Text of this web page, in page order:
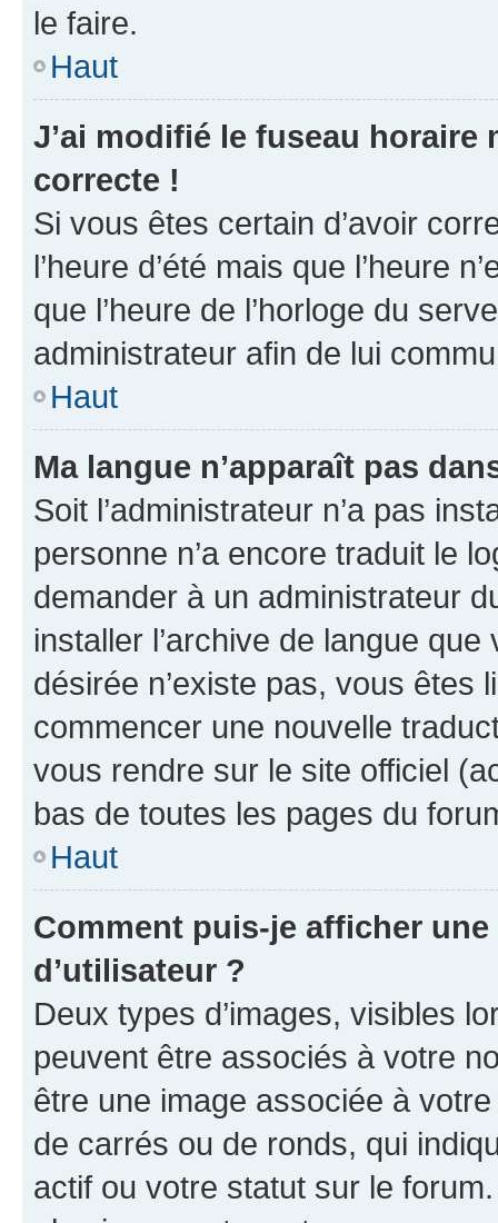
le faire.
Haut
J’ai modifié le fuseau horaire
correcte !
Si vous êtes certain d’avoir
l’heure d’été mais que l’heure
que l’heure de l’horloge du
administrateur afin de lui
Haut
Ma langue n’apparaît pas
Soit l’administrateur n’a pas
personne n’a encore traduit le
demander à un administrateur
installer l’archive de langue
désirée n’existe pas, vous êtes
commencer une nouvelle
vous rendre sur le site officiel
bas de toutes les pages du
Haut
Comment puis-je afficher
d’utilisateur ?
Deux types d’images, visibles
peuvent être associés à votre
être une image associée à
de carrés ou de ronds, qui
actif ou votre statut sur le